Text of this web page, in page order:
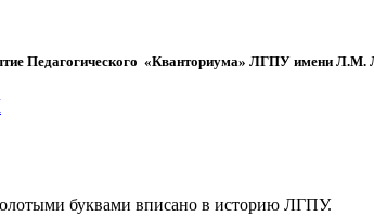
Педагогического «Кванториума» ЛГПУ имени Л.М.
буквами вписано в историю ЛГПУ.